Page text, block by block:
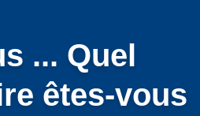
... Quel
êtes-vous